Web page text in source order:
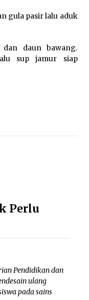
Kebangsaan
Keuangan?
gula pasir lalu aduk
daun bawang.
sup jamur siap
Perlu
Pendidikan dan
ulang
pada sains